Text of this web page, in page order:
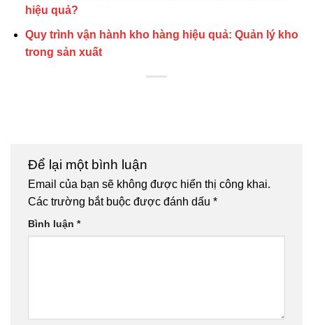
hiệu quả?
Quy trình vận hành kho hàng hiệu quả: Quản lý kho
trong sản xuất
Để lại một bình luận
Email của bạn sẽ không được hiển thị công khai.
Các trường bắt buộc được đánh dấu *
Bình luận *